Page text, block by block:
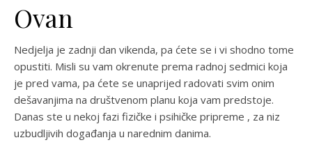
Ovan
Nedjelja je zadnji dan vikenda, pa ćete se i vi shodno tome
opustiti. Misli su vam okrenute prema radnoj sedmici koja
je pred vama, pa ćete se unaprijed radovati svim onim
dešavanjima na društvenom planu koja vam predstoje.
Danas ste u nekoj fazi fizičke i psihičke pripreme , za niz
uzbudljivih događanja u narednim danima.